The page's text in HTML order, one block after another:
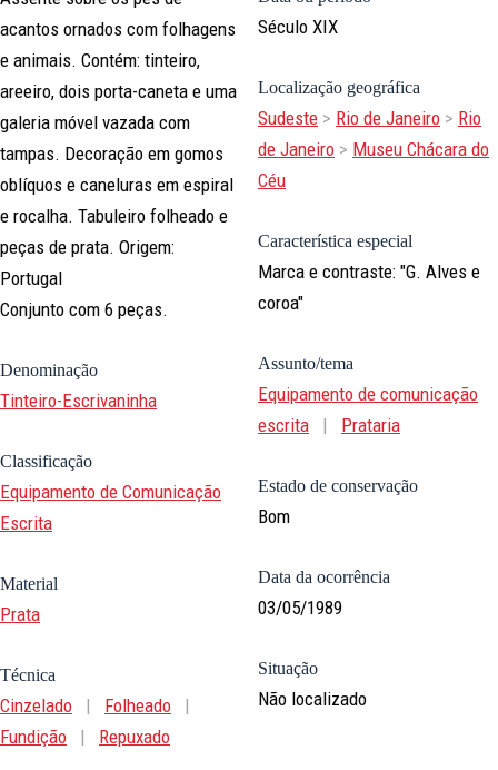
acantos ornados com folhagens
e animais. Contém: tinteiro,
areeiro, dois porta-caneta e uma
galeria móvel vazada com
tampas. Decoração em gomos
oblíquos e caneluras em espiral
e rocalha. Tabuleiro folheado e
peças de prata. Origem:
Portugal
Conjunto com 6 peças.
Denominação
Tinteiro-Escrivaninha
Classificação
Equipamento de Comunicação
Escrita
Material
Prata
Técnica
Cinzelado | Folheado
|
Fundição
| Repuxado
Século XIX
Localização geográfica
Sudeste > Rio de Janeiro > Rio
de Janeiro > Museu Chácara do
Céu
Característica especial
Marca e contraste: "G. Alves e
coroa"
Assunto/tema
Equipamento de comunicação
escrita
| Prataria
Estado de conservação
Bom
Data da ocorrência
03/05/1989
Situação
Não localizado